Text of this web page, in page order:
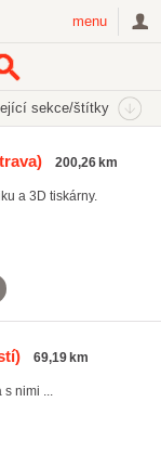
menu
sekce/štítky
200,26 km
a 3D tiskárny.
69,19 km
s nimi ...